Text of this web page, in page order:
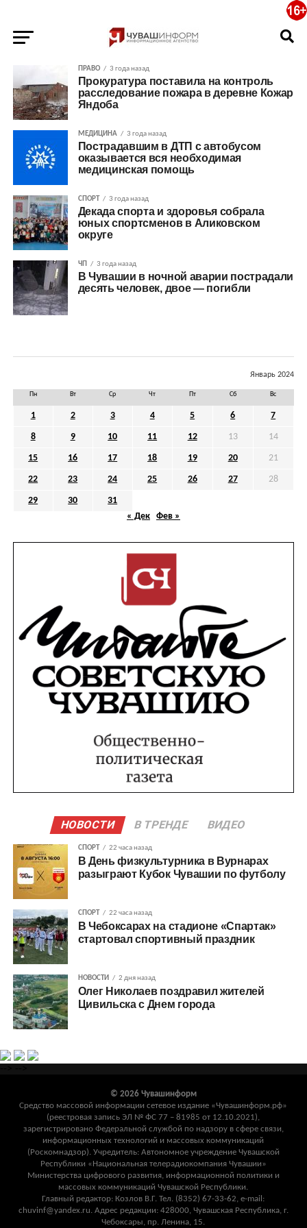
ПРАВО 3 года назад
Прокуратура поставила на контроль
расследование пожара в деревне Кожар
Яндоба
МЕДИЦИНА 3 года назад
Пострадавшим в ДТП с автобусом
оказывается вся необходимая
медицинская помощь
СПОРТ 3 года назад
Декада спорта и здоровья собрала
юных спортсменов в Аликовском
округе
ЧП 3 года назад
В Чувашии в ночной аварии пострадали
десять человек, двое — погибли
Январь 2024
Пн Вт Ср Чт Пт Сб Вс
1 2 3 4 5 6 7
8 9 10 11 12 13 14
15 16 17 18 19 20 21
22 23 24 25 26 27 28
29 30
31
« Дек
Фев »
НОВОСТИ В ТРЕНДЕ ВИДЕО
СПОРТ 22 часа назад
В День физкультурника в Вурнарах
разыграют Кубок Чувашии по футболу
СПОРТ 22 часа назад
В Чебоксарах на стадионе «Спартак»
стартовал спортивный праздник
НОВОСТИ 2 дня назад
Олег Николаев поздравил жителей
Цивильска с Днем города
© 2026 Чувашинформ
Средство массовой информации сетевое издание «Чувашинформ.рф»
(реестровая запись ЭЛ № ФС 77 – 81985 от 12.10.2021),
зарегистрировано Федеральной службой по надзору в сфере связи,
информационных технологий и массовых коммуникаций
(Роскомнадзор). Учредитель: Автономное учреждение Чувашской
Республики «Национальная телерадиокомпания Чувашии»
Министерства цифрового развития, информационной политики и
массовых коммуникаций Чувашской Республики.
Главный редактор: Козлов В.Г. Тел. (8352) 67-33-62, e-mail:
chuvinf@yandex.ru. Адрес редакции: 428000, Чувашская Республика, г.
Чебоксары, пр. Ленина, 15.